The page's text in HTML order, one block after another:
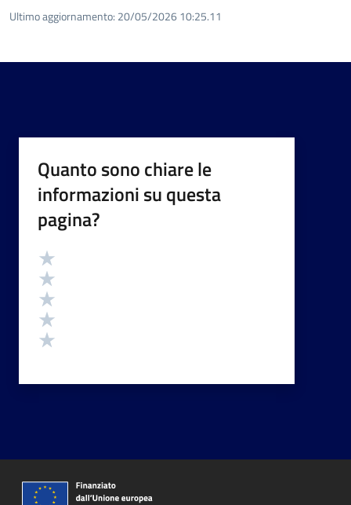
Ultimo aggiornamento: 20/05/2026 10:25.11
Quanto sono chiare le
informazioni su questa
pagina?
Valutazione